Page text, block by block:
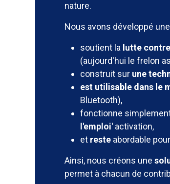
nature.
Nous avons développé
soutient la lutte
(aujourd'hui le frelon
construit sur une
est utilisable dans le
Bluetooth),
fonctionne
l'emploi' activation,
et reste abordable
Ainsi, nous créons une
permet à chacun de